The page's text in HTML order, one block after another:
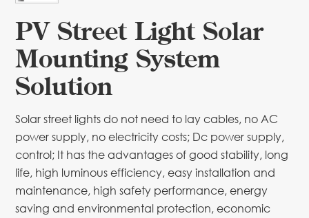
PV Street Light Solar
Mounting System
Solution
Solar street lights do not need to lay cables, no AC
power supply, no electricity costs; Dc power supply,
control; It has the advantages of good stability, long
life, high luminous efficiency, easy installation and
maintenance, high safety performance, energy
saving and environmental protection, economic